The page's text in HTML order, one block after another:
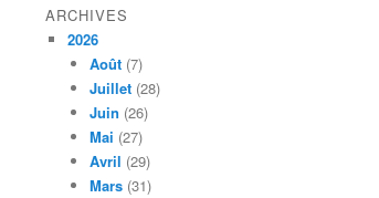
ARCHIVES
2026
Août (7)
Juillet (28)
Juin (26)
Mai (27)
Avril (29)
Mars (31)